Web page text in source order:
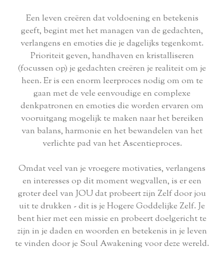
Een leven creëren dat voldoening en betekenis
geeft, begint met het managen van de gedachten,
verlangens en emoties die je dagelijks tegenkomt.
Prioriteit geven, handhaven en kristalliseren
(focussen op) je gedachten creëren je realiteit om je
heen. Er is een enorm leerproces nodig om om te
gaan met de vele eenvoudige en complexe
denkpatronen en emoties die worden ervaren om
vooruitgang mogelijk te maken naar het bereiken
van balans, harmonie en het bewandelen van het
verlichte pad van het Ascentieproces.
Omdat veel van je vroegere motivaties, verlangens
en interesses op dit moment wegvallen, is er een
groter deel van JOU dat probeert zijn Zelf door jou
uit te drukken - dit is je Hogere Goddelijke Zelf. Je
bent hier met een missie en probeert doelgericht te
zijn in je daden en woorden en betekenis in je leven
te vinden door je Soul Awakening voor deze wereld.